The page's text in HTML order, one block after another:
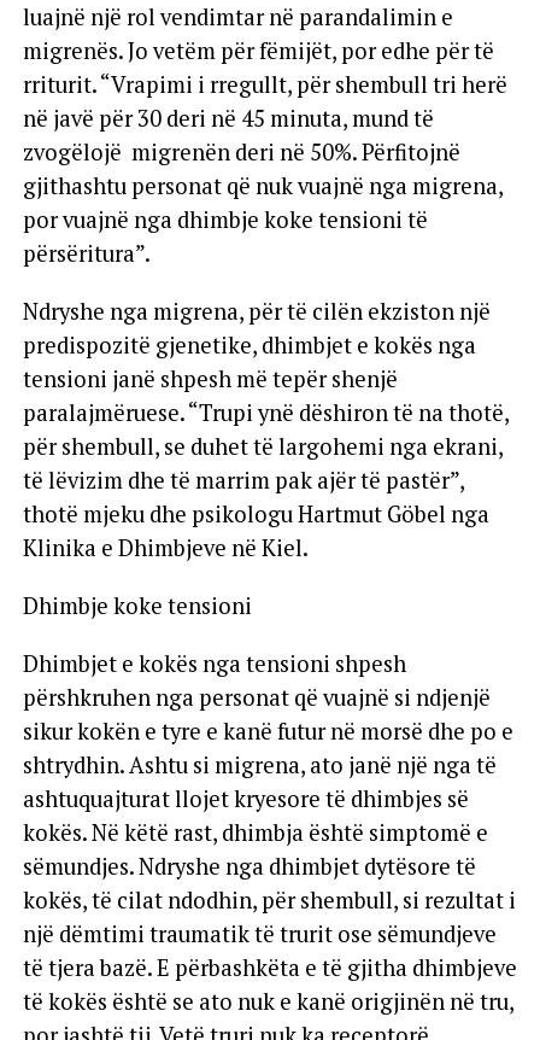
luajnë një rol vendimtar në parandalimin e
migrenës. Jo vetëm për fëmijët, por edhe për të
rriturit. “Vrapimi i rregullt, për shembull tri herë
në javë për 30 deri në 45 minuta, mund të
zvogëlojë migrenën deri në 50%. Përfitojnë
gjithashtu personat që nuk vuajnë nga migrena,
por vuajnë nga dhimbje koke tensioni të
përsëritura”.
Ndryshe nga migrena, për të cilën ekziston një
predispozitë gjenetike, dhimbjet e kokës nga
tensioni janë shpesh më tepër shenjë
paralajmëruese. “Trupi ynë dëshiron të na thotë,
për shembull, se duhet të largohemi nga ekrani,
të lëvizim dhe të marrim pak ajër të pastër”,
thotë mjeku dhe psikologu Hartmut Göbel nga
Klinika e Dhimbjeve në Kiel.
Dhimbje koke tensioni
Dhimbjet e kokës nga tensioni shpesh
përshkruhen nga personat që vuajnë si ndjenjë
sikur kokën e tyre e kanë futur në morsë dhe po e
shtrydhin. Ashtu si migrena, ato janë një nga të
ashtuquajturat llojet kryesore të dhimbjes së
kokës. Në këtë rast, dhimbja është simptomë e
sëmundjes. Ndryshe nga dhimbjet dytësore të
kokës, të cilat ndodhin, për shembull, si rezultat i
një dëmtimi traumatik të trurit ose sëmundjeve
të tjera bazë. E përbashkëta e të gjitha dhimbjeve
të kokës është se ato nuk e kanë origjinën në tru,